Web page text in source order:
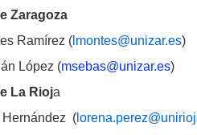
Zaragoza
Ramírez ( lmontes@unizar.es)
López (msebas@unizar.es)
La Rioja
Hernández (